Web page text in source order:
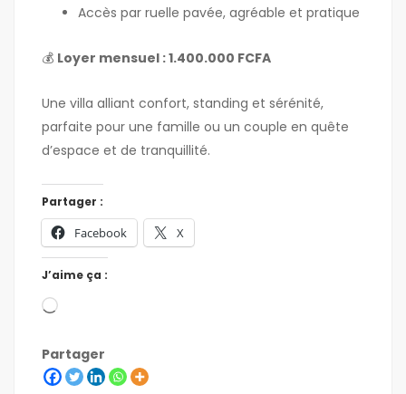
Accès par ruelle pavée, agréable et pratique
💰 Loyer mensuel : 1.400.000 FCFA
Une villa alliant confort, standing et sérénité,
parfaite pour une famille ou un couple en quête
d’espace et de tranquillité.
Partager :
Facebook X
J’aime ça :
Partager